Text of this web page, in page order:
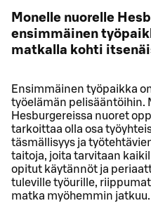
Monelle nuorelle
ensimmäinen
matkalla kohti
Ensimmäinen työpaikka
työelämän pelisääntöihin.
Hesburgereissa nuoret
tarkoittaa olla osa
täsmällisyys ja
taitoja, joita tarvitaan
opitut käytännöt ja
tuleville työurille,
matka myöhemmin jatkuu.